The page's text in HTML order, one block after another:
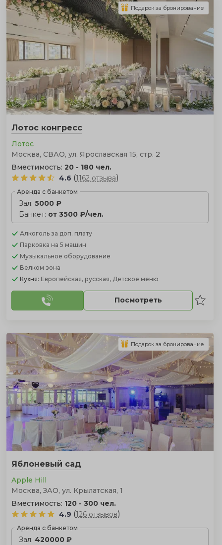
Лотос конгресс
Лотос
Москва, СВАО, ул. Ярославская 15, стр. 2
Вместимость: 20 - 180 чел.
4.6 (1162 отзыва)
Аренда с банкетом
Зал: 5000 ₽
Банкет: от 3500 ₽/чел.
Алкоголь за доп. плату
Парковка на 5 машин
Музыкальное оборудование
Велком зона
Кухня: Европейская, русская, Детское меню
Посмотреть
Подарок за бронирование
Яблоневый сад
Apple Hill
Москва, ЗАО, ул. Крылатская, 1
Вместимость: 120 - 300 чел.
4.9 (126 отзывов)
Аренда с банкетом
Зал: 420000 ₽
Подарок за бронирование